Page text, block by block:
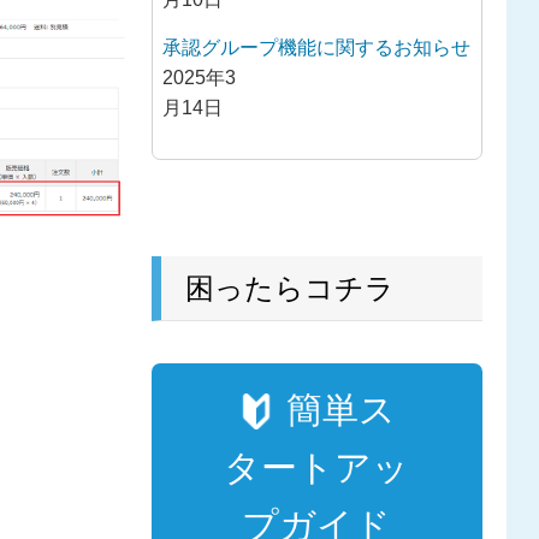
承認グループ機能に関するお知らせ
2025年3
月14日
困ったらコチラ
簡単ス
タートアッ
プガイド